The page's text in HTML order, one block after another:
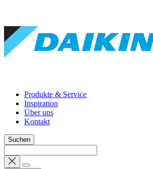
Produkte & Service
Inspiration
Über uns
Kontakt
Suchen